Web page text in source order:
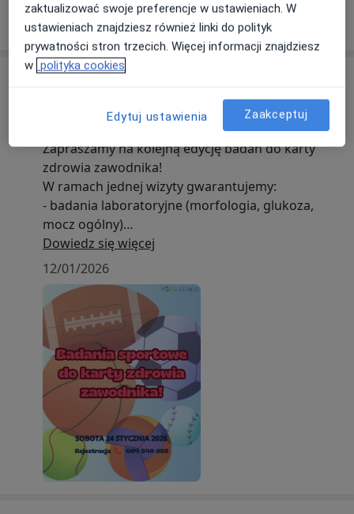
Pokaż więcejo doświadczeniu
Aktualności
Lekarska 1, 31-203 Kraków
Zapraszamy na kolejną edycję badań do karty
zdrowia zawodnika!
W ramach jednej wizyty gwarantujemy:
- badania laboratoryjne (morfologia, glukoza,
mocz ogólny)
- konsultacja kardiologiczna z EKG
spoczynkowym lub wysiłkowym
- konsultacja lekarza sportowego lub ortopedy
Dowiedz się więcej
12/01/2026
zaktualizować swoje preferencje w ustawieniach. W
ustawieniach znajdziesz również linki do polityk
prywatności stron trzecich. Więcej informacji znajdziesz
w polityka cookies
Edytuj ustawienia Zaakceptuj